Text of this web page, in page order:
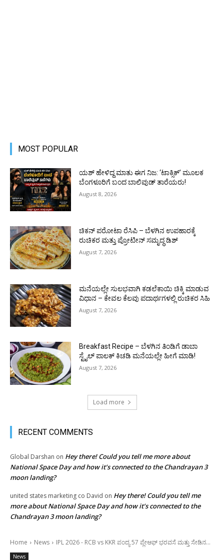
MOST POPULAR
ಯಶ್ ಹೇಳಿದ್ದ ಮಾತು ಈಗ ನಿಜ: ‘ಟಾಕ್ಸಿಕ್’ ಮೂಲಕ
ಬೆಂಗಳೂರಿಗೆ ಬಂದ ಬಾಲಿವುಡ್ ತಾರೆಯರು!
August 8, 2026
ಚಿಕನ್ ಪರೋಟಾ ರೆಸಿಪಿ – ಬೆಳಗಿನ ಉಪಹಾರಕ್ಕೆ
ರುಚಿಕರ ಮತ್ತು ಪ್ರೋಟೀನ್‌ ಸಮೃದ್ಧ ಡಿಶ್
August 7, 2026
ಮನೆಯಲ್ಲೇ ಸುಲಭವಾಗಿ ಕಡಲೆಕಾಯಿ ಚಿಕ್ಕಿ ಮಾಡುವ
ವಿಧಾನ – ಕೇವಲ ಕೆಲವು ಪದಾರ್ಥಗಳಲ್ಲಿ ರುಚಿಕರ ಸಿಹಿ
August 7, 2026
Breakfast Recipe – ಬೆಳಗಿನ ತಿಂಡಿಗೆ ಡಾಬಾ
ಸ್ಟೈಲ್ ಪಾಲಕ್ ಕಿಚಡಿ ಮನೆಯಲ್ಲೇ ಹೀಗೆ ಮಾಡಿ!
August 7, 2026
Load more
RECENT COMMENTS
Global Darshan on Hey there! Could you tell me more about
National Space Day and how it’s connected to the Chandrayan 3
moon landing?
united states marketing co David on Hey there! Could you tell me
more about National Space Day and how it’s connected to the
Chandrayan 3 moon landing?